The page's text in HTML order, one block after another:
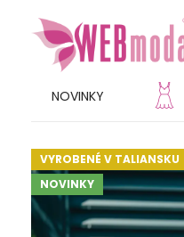
NOVINKY
VYROBENÉ V TALIANSKU
NOVINKY